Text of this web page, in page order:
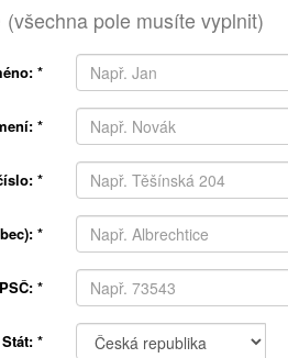
(všechna pole musíte vyplnit)
*
*
*
*
PSČ: *
Stát: *